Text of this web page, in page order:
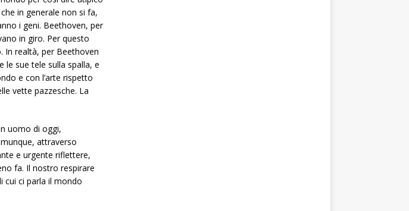
in generale non si fa,
i geni. Beethoven, per
in giro. Per questo
In realtà, per Beethoven
le sue tele sulla spalla, e
e con l’arte rispetto
vette pazzesche. La
uomo di oggi,
attraverso
e urgente riflettere,
fa. Il nostro respirare
cui ci parla il mondo